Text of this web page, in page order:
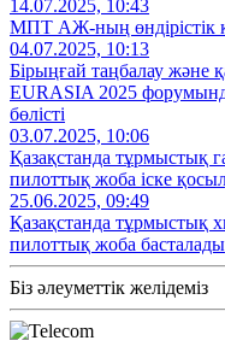
14.07.2025, 10:43
МПТ АЖ-ның өндірістік
04.07.2025, 10:13
Бірыңғай таңбалау және
EURASIA 2025
бөлісті
03.07.2025, 10:06
Қазақстанда тұрмыстық
пилоттық жоба іске
25.06.2025, 09:49
Қазақстанда тұрмыстық
пилоттық жоба басталады
Біз әлеуметтік желідеміз